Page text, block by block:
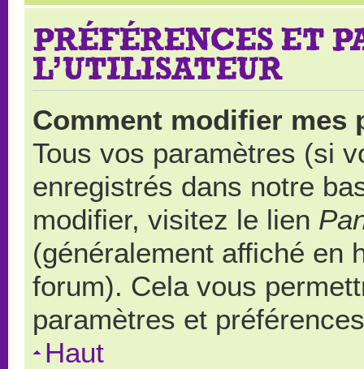
PRÉFÉRENCES ET
L’UTILISATEUR
Comment modifier mes
Tous vos paramètres (si
enregistrés dans notre
modifier, visitez le lien
(généralement affiché en
forum). Cela vous
paramètres et
Haut